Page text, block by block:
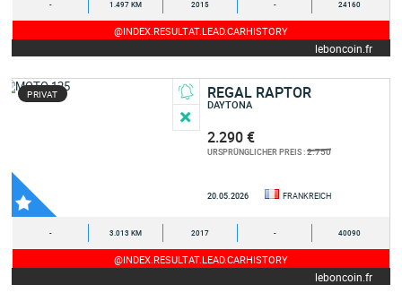
- 1.497 KM 2015 - 24160
@INDEX.RESULTAT.LEAD.CARHISTORY
leboncoin.fr
PRIVAT REGAL RAPTOR
DAYTONA
2.290 €
URSPRÜNGLICHER PREIS :2.750
20.05.2026 FRANKREICH
- 3.013 KM 2017 - 40090
@INDEX.RESULTAT.LEAD.CARHISTORY
leboncoin.fr